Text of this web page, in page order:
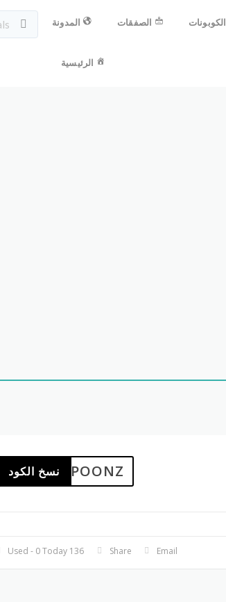
المدونة الصفقات الكوبونات
الرئيسية
CUPOONZنسخ الكود
136 Used - 0 Today Share Email